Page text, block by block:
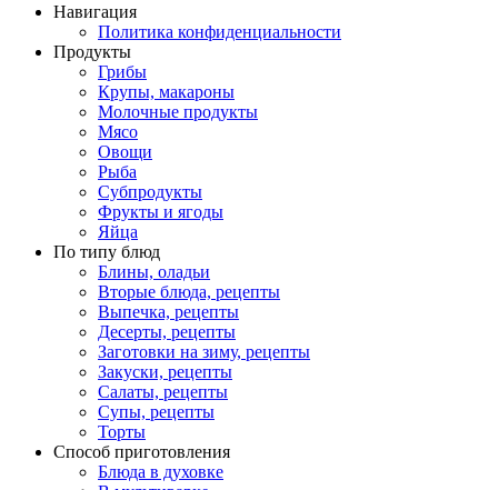
Навигация
Политика конфиденциальности
Продукты
Грибы
Крупы, макароны
Молочные продукты
Мясо
Овощи
Рыба
Субпродукты
Фрукты и ягоды
Яйца
По типу блюд
Блины, оладьи
Вторые блюда, рецепты
Выпечка, рецепты
Десерты, рецепты
Заготовки на зиму, рецепты
Закуски, рецепты
Салаты, рецепты
Супы, рецепты
Торты
Способ приготовления
Блюда в духовке